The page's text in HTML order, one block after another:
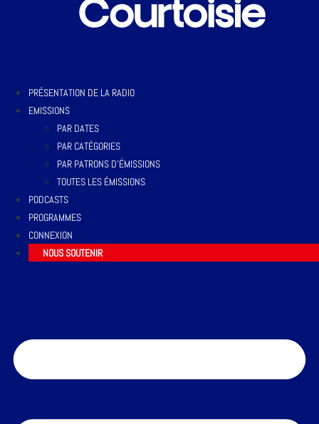
PRÉSENTATION DE LA RADIO
EMISSIONS
PAR DATES
PAR CATÉGORIES
PAR PATRONS D’ÉMISSIONS
TOUTES LES ÉMISSIONS
PODCASTS
PROGRAMMES
CONNEXION
NOUS SOUTENIR